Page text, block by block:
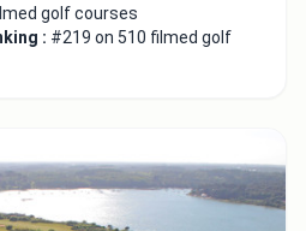
golf courses
: #219 on 510 filmed golf